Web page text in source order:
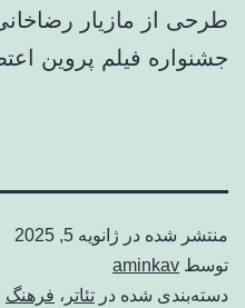
طرحی از مازیار
جشنواره فیلم پروین
منتشر شده در ژانویه 5, 2025
توسط aminkav
دسته‌بندی شده در تئاتر ، فرهنگ